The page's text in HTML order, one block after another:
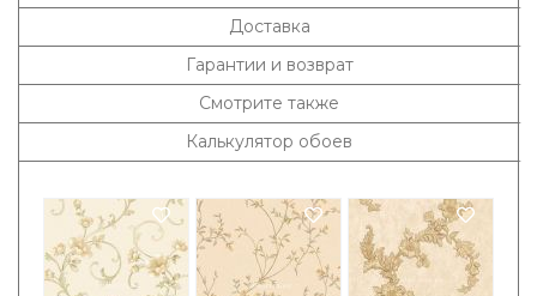
Доставка
Гарантии и возврат
Смотрите также
Калькулятор обоев